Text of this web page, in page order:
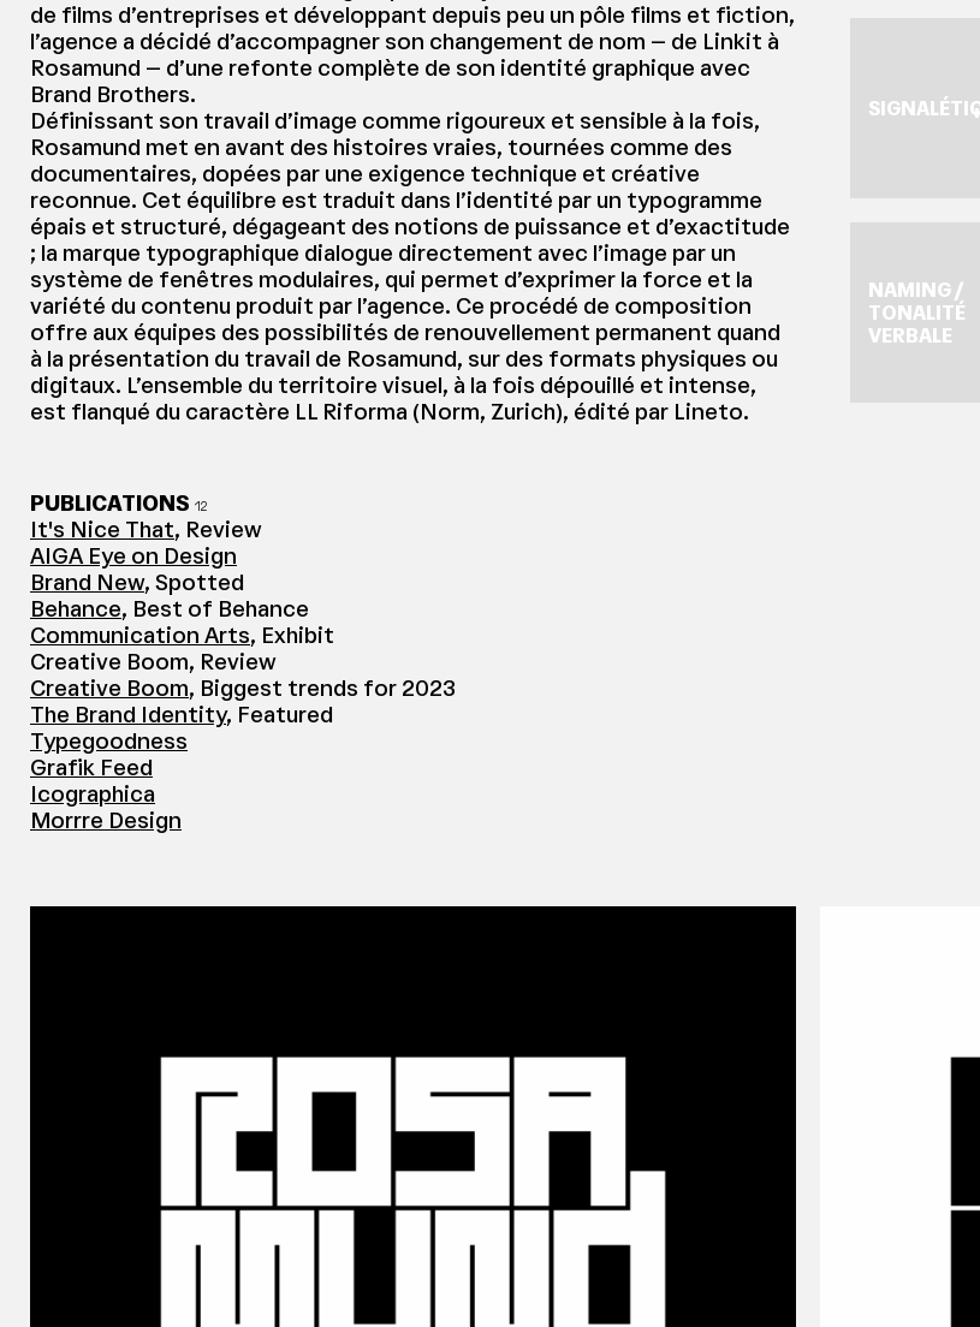
de films d’entreprises et développant depuis peu un pôle films et fiction,
l’agence a décidé d’accompagner son changement de nom – de Linkit à
Rosamund – d’une refonte complète de son identité graphique avec
Brand Brothers.
Définissant son travail d’image comme rigoureux et sensible à la fois,
Rosamund met en avant des histoires vraies, tournées comme des
documentaires, dopées par une exigence technique et créative
reconnue. Cet équilibre est traduit dans l’identité par un typogramme
épais et structuré, dégageant des notions de puissance et d’exactitude
; la marque typographique dialogue directement avec l’image par un
système de fenêtres modulaires, qui permet d’exprimer la force et la
variété du contenu produit par l’agence. Ce procédé de composition
offre aux équipes des possibilités de renouvellement permanent quand
à la présentation du travail de Rosamund, sur des formats physiques ou
digitaux. L’ensemble du territoire visuel, à la fois dépouillé et intense,
est flanqué du caractère LL Riforma (Norm, Zurich), édité par Lineto.
PUBLICATIONS 12
It's Nice That, Review
AIGA Eye on Design
Brand New, Spotted
Behance, Best of Behance
Communication Arts, Exhibit
Creative Boom, Review
Creative Boom, Biggest trends for 2023
The Brand Identity, Featured
Typegoodness
Grafik Feed
Icographica
Morrre Design
NAMING /
TONALITÉ
VERBALE